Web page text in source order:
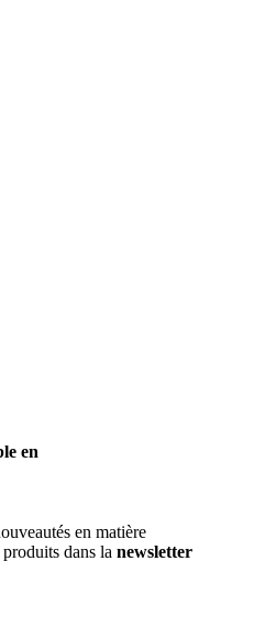
en
en matière
dans la newsletter